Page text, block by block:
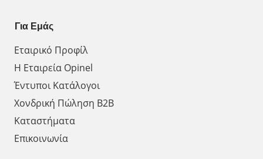
Για Εμάς
Εταιρικό Προφίλ
Η Εταιρεία Opinel
Έντυποι Κατάλογοι
Χονδρική Πώληση Β2Β
Καταστήματα
Επικοινωνία